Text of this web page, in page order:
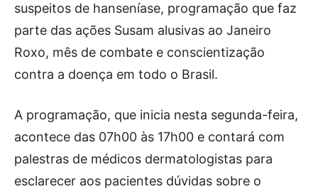
suspeitos de hanseníase, programação que faz
parte das ações Susam alusivas ao Janeiro
Roxo, mês de combate e conscientização
contra a doença em todo o Brasil.
A programação, que inicia nesta segunda-feira,
acontece das 07h00 às 17h00 e contará com
palestras de médicos dermatologistas para
esclarecer aos pacientes dúvidas sobre o